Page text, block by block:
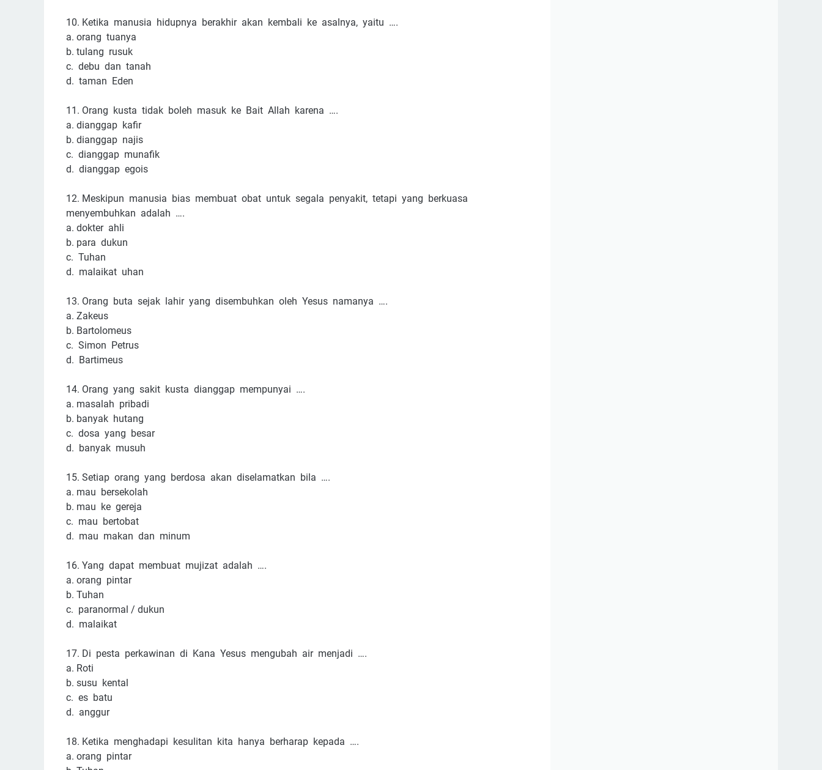
10. Ketika manusia hidupnya berakhir akan kembali ke asalnya, yaitu ….
a. orang tuanya
b. tulang rusuk
c.  debu  dan  tanah
d. taman Eden
11. Orang kusta tidak boleh masuk ke Bait Allah karena ….
a. dianggap kafir
b. dianggap najis
c. dianggap munafik
d. dianggap egois
12. Meskipun manusia bias membuat obat untuk segala penyakit, tetapi yang berkuasa
menyembuhkan adalah ….
a. dokter ahli
b. para dukun
c. Tuhan
d. malaikat uhan
13. Orang buta sejak lahir yang disembuhkan oleh Yesus namanya ….
a. Zakeus
b. Bartolomeus
c. Simon Petrus
d. Bartimeus
14. Orang yang sakit kusta dianggap mempunyai ….
a. masalah pribadi
b. banyak hutang
c. dosa yang besar
d. banyak musuh
15. Setiap orang yang berdosa akan diselamatkan bila ….
a. mau bersekolah
b. mau ke gereja
c. mau bertobat
d. mau makan dan minum
16. Yang dapat membuat mujizat adalah ….
a. orang pintar
b. Tuhan
c. paranormal / dukun
d. malaikat
17. Di pesta perkawinan di Kana Yesus mengubah air menjadi ….
a. Roti
b. susu kental
c. es batu
d. anggur
18. Ketika menghadapi kesulitan kita hanya berharap kepada ….
a. orang pintar